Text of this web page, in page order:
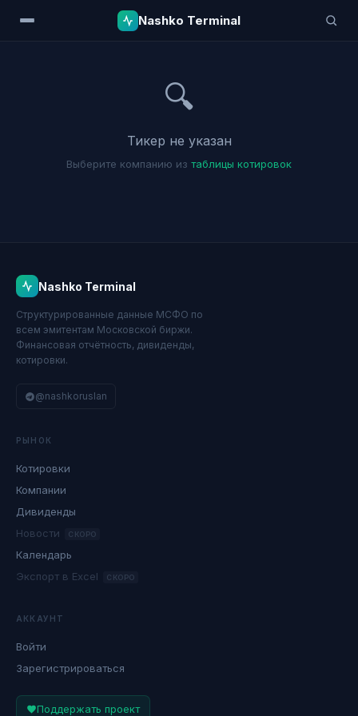
Nashko Terminal
🔍
Тикер не указан
Выберите компанию из таблицы котировок
Nashko Terminal
Структурированные данные МСФО по
всем эмитентам Московской биржи.
Финансовая отчётность, дивиденды,
котировки.
@nashkoruslan
РЫНОК
Котировки
Компании
Дивиденды
Новости
СКОРО
Календарь
Экспорт в Excel
СКОРО
АККАУНТ
Войти
Зарегистрироваться
Поддержать проект